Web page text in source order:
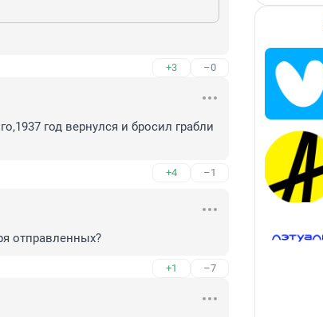
+3 –0
год вернулся и бросил грабли
+4 –1
отправленных?
+1 –7